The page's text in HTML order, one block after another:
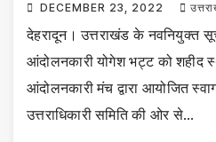
DECEMBER 23, 2022
देहरादून। उत्तराखंड के नवनियुक्त
आंदोलनकारी योगेश भट्ट को शहीद
आंदोलनकारी मंच द्वारा आयोजित
उत्तराधिकारी समिति की ओर से…